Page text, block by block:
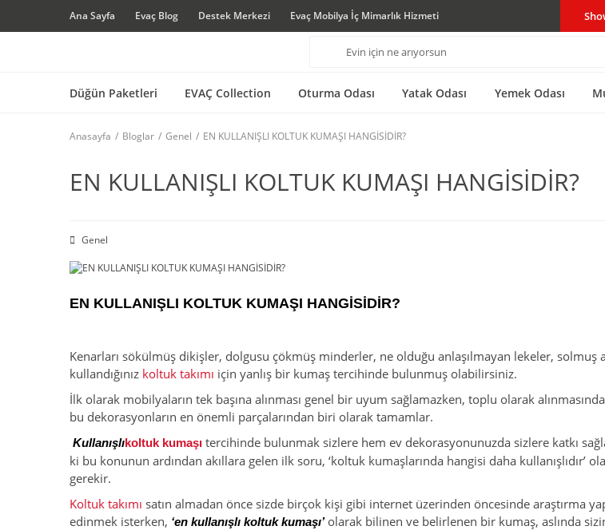
Ana Sayfa Evaç Blog Destek Merkezi Evaç Mobilya İç Mimarlık Hizmeti
Düğün Paketleri EVAÇ Collection Oturma Odası Yatak Odası Yemek Odası
Anasayfa Bloglar Genel EN KULLANIŞLI KOLTUK KUMAŞI HANGİSİDİR?
EN KULLANIŞLI KOLTUK KUMAŞI HANGİSİDİR?
Genel
EN KULLANIŞLI KOLTUK KUMAŞI HANGİSİDİR?
Kenarları sökülmüş dikişler, dolgusu çökmüş minderler, ne olduğu anlaşılmayan lekeler, solmuş
kullandığınız koltuk takımı için yanlış bir kumaş tercihinde bulunmuş olabilirsiniz.
İlk olarak mobilyaların tek başına alınması genel bir uyum sağlamazken, toplu olarak
bu dekorasyonların en önemli parçalarından biri olarak tamamlar.
Kullanışlıkoltuk kumaşı tercihinde bulunmak sizlere hem ev dekorasyonunuzda sizlere katkı
ki bu konunun ardından akıllara gelen ilk soru, ‘koltuk kumaşlarında hangisi daha
gerekir.
Koltuk takımı satın almadan önce sizde birçok kişi gibi internet üzerinden öncesinde araştırma
edinmek isterken, ‘en kullanışlı koltuk kumaşı’olarak bilinen ve belirlenen bir kumaş, aslında